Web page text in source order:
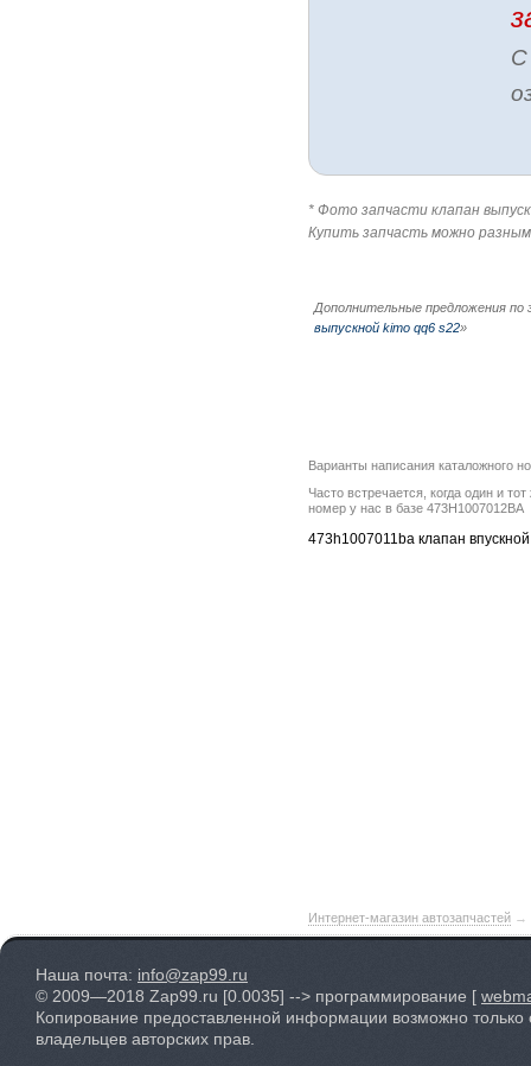
С
* Фото запчасти клапан
Купить запчасть можно
Дополнительные предложения
выпускной kimo qq6 s22»
Варианты написания каталожного
Часто встречается, когда один и
номер у нас в базе 473H1007012BA
473h1007011ba клапан
Интернет-магазин автозапчастей →
Наша почта: info@zap99.ru
© 2009—2018 Zap99.ru [0.0035] --> программирование [
Копирование предоставленной информации возможно только
владельцев авторских прав.